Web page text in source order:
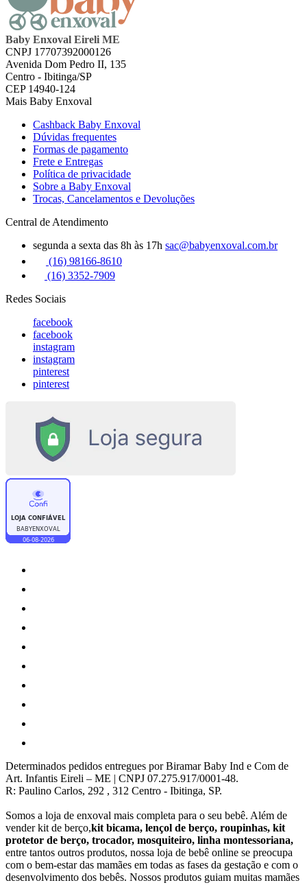
Baby Enxoval Eireli ME
CNPJ 17707392000126
Avenida Dom Pedro II, 135
Centro - Ibitinga/SP
CEP 14940-124
Mais Baby Enxoval
Cashback Baby Enxoval
Dúvidas frequentes
Formas de pagamento
Frete e Entregas
Política de privacidade
Sobre a Baby Enxoval
Trocas, Cancelamentos e Devoluções
Central de Atendimento
segunda a sexta das 8h às 17h sac@babyenxoval.com.br
(16) 98166-8610
(16) 3352-7909
Redes Sociais
facebook
facebook
instagram
instagram
pinterest
pinterest
Determinados pedidos entregues por Biramar Baby Ind e Com de
Art. Infantis Eireli – ME | CNPJ 07.275.917/0001-48.
R: Paulino Carlos, 292 , 312 Centro - Ibitinga, SP.
Somos a loja de enxoval mais completa para o seu bebê. Além de
vender kit de berço,kit bicama, lençol de berço, roupinhas, kit
protetor de berço, trocador, mosquiteiro, linha montessoriana,
entre tantos outros produtos, nossa loja de bebê online se preocupa
com o bem-estar das mamães em todas as fases da gestação e com o
desenvolvimento dos bebês. Nossos produtos guiam muitas mamães